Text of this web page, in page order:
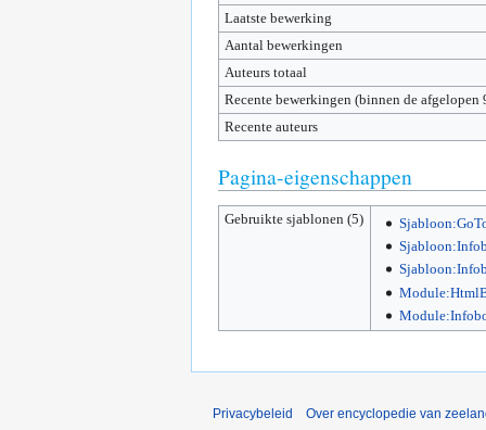
Laatste bewerking
Aantal bewerkingen
Auteurs totaal
Recente bewerkingen (binnen de afgelopen
Recente auteurs
Pagina-eigenschappen
Gebruikte sjablonen (5)
Privacybeleid Over encyclopedie van